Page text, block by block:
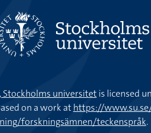
universitetis licensed
on a work athttps://
forskningsämnen/teckenspråk.